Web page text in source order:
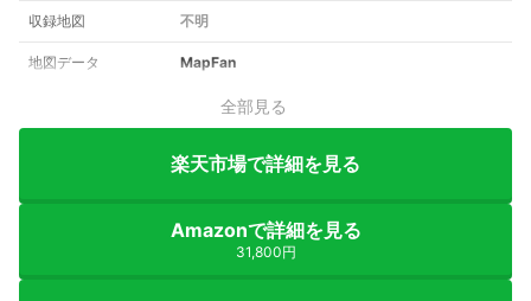
収録地図 不明
地図データ MapFan
全部見る
楽天市場で詳細を見る
Amazonで詳細を見る
31,800円